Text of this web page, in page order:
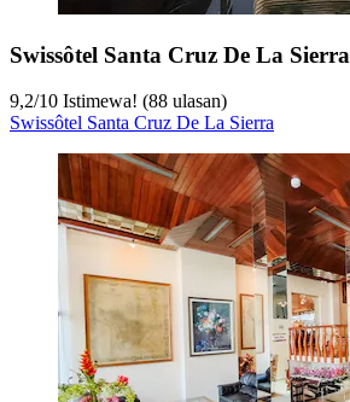
Swissôtel Santa Cruz De La Sierra
9,2/10 Istimewa! (88 ulasan)
Swissôtel Santa Cruz De La Sierra